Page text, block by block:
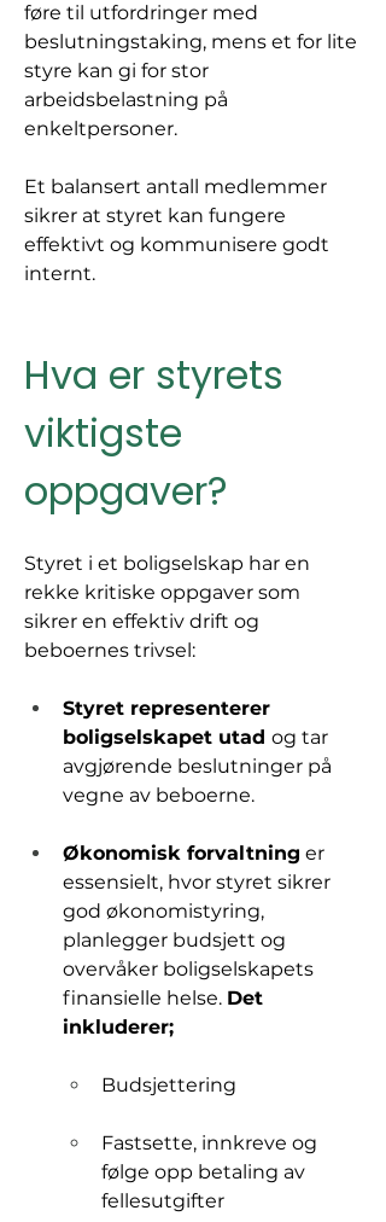
føre til utfordringer med
beslutningstaking, mens et for lite
styre kan gi for stor
arbeidsbelastning på
enkeltpersoner.
Et balansert antall medlemmer
sikrer at styret kan fungere
effektivt og kommunisere godt
internt.
Hva er styrets
viktigste
oppgaver?
Styret i et boligselskap har en
rekke kritiske oppgaver som
sikrer en effektiv drift og
beboernes trivsel:
Styret representerer
boligselskapet utad og tar
avgjørende beslutninger på
vegne av beboerne.
Økonomisk forvaltning er
essensielt, hvor styret sikrer
god økonomistyring,
planlegger budsjett og
overvåker boligselskapets
finansielle helse. Det
inkluderer;
Budsjettering
Fastsette, innkreve og
følge opp betaling av
fellesutgifter